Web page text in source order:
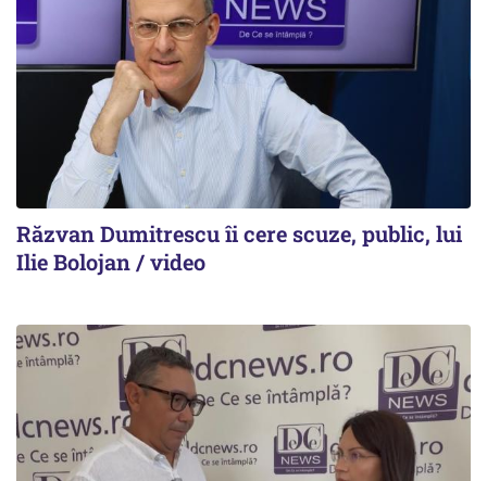
Răzvan Dumitrescu îi cere scuze, public, lui
Ilie Bolojan / video